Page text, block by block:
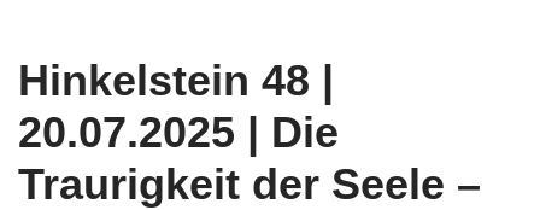
Hinkelstein 48 |
20.07.2025 | Die
Traurigkeit der Seele –